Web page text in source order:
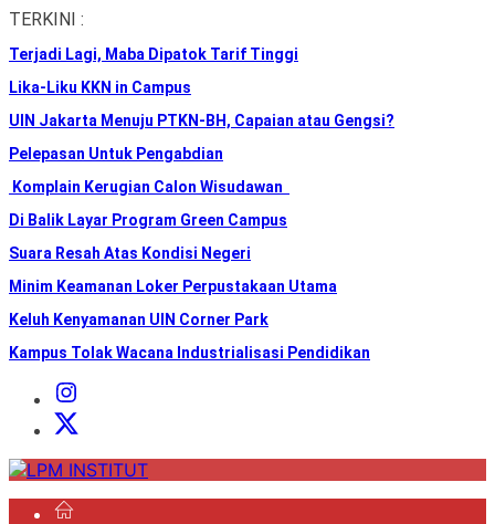
Skip
the
content
TERKINI :
Terjadi Lagi, Maba Dipatok Tarif Tinggi
Lika-Liku KKN in Campus
UIN Jakarta Menuju PTKN-BH, Capaian atau Gengsi?
Pelepasan Untuk Pengabdian
Komplain Kerugian Calon Wisudawan
Di Balik Layar Program Green Campus
Suara Resah Atas Kondisi Negeri
Minim Keamanan Loker Perpustakaan Utama
Keluh Kenyamanan UIN Corner Park
Kampus Tolak Wacana Industrialisasi Pendidikan
Instagram
Institut
X
LPM